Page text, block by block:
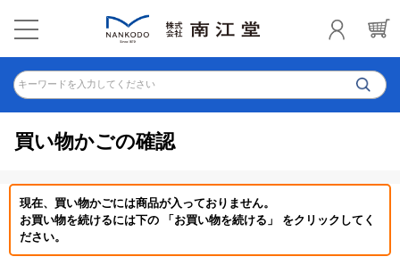
キーワードを入力してください
買い物かごの確認
現在、買い物かごには商品が入っておりません。
お買い物を続けるには下の 「お買い物を続ける」 をクリックしてく
ださい。